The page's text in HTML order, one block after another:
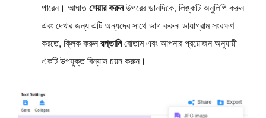
পারেন। আঘাতশেয়ার করুনউপরের ডানদিকে, লিঙ্কটি অনুলিপি করুন
এবং দেখার জন্য এটি অন্যদের সাথে ভাগ করুন৷ ডায়াগ্রাম সংরক্ষণ
করতে, ক্লিক করুনরপ্তানিবোতাম এবং আপনার প্রয়োজন অনুযায়ী
একটি উপযুক্ত বিন্যাস চয়ন করুন।